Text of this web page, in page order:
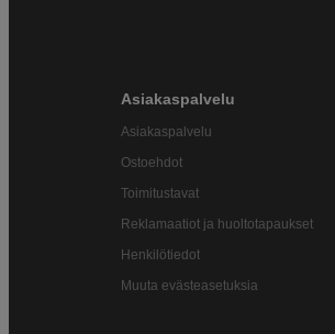
Asiakaspalvelu
Asiakaspalvelu
Ostoehdot
Toimitustavat
Reklamaatiot ja huoltotapaukset
Henkilötiedot
Muuta evästeasetuksia